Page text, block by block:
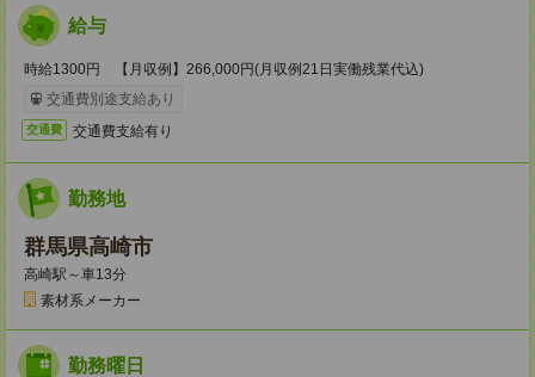
給与
時給1300円 【月収例】266,000円(月収例21日実働残業代込)
交通費別途支給あり
交通費 交通費支給有り
勤務地
群馬県高崎市
高崎駅～車13分
素材系メーカー
勤務曜日